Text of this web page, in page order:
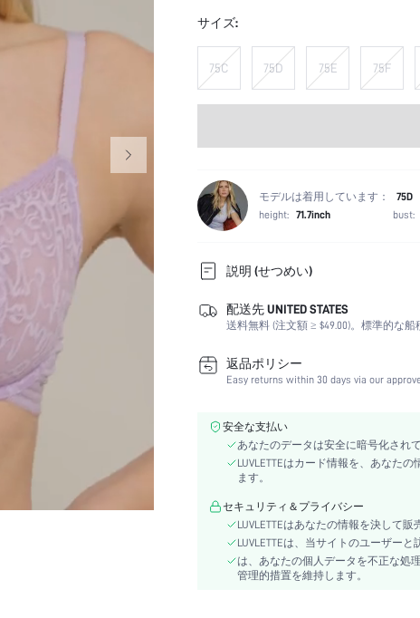
サイズ:
75C 75D 75E 75F
モデルは着用しています：
75D
height: 71.7inch bust:
説明 (せつめい)
カラー:
ライラックパー
胸パッド:
中綿なし
お手入れ方法:
ワイヤー有無:
アンダーワイヤ
下着＆ルームウェアユーザ
コントラストレ
ストラップタイプ:
調整可能ストラ
透明度:
セミシアー
スタイル:
キュートスウィ
生地の伸縮性:
ミディアムスト
配送先 UNITED STATES
送料無料 (注文額 ≥ $49.00)。 標準的な船
返品ポリシー
Easy returns within 30 days via our
安全な支払い
あなたのデータは安全に暗号化されて
LUVLETTEはカード情報を、あなた
ます。
セキュリティ＆プライバシー
LUVLETTEはあなたの情報を決して販
LUVLETTEは、当サイトのユーザー
は、あなたの個人データを不正な処
管理的措置を維持します。